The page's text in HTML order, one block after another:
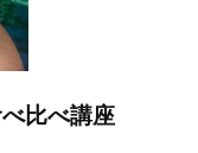
比べ講座